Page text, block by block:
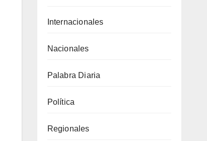
Internacionales
Nacionales
Palabra Diaria
Política
Regionales